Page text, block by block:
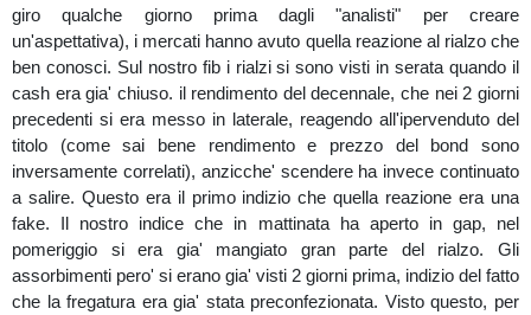
giro qualche giorno prima dagli "analisti" per creare
un'aspettativa), i mercati hanno avuto quella reazione al rialzo che
ben conosci. Sul nostro fib i rialzi si sono visti in serata quando il
cash era gia' chiuso. il rendimento del decennale, che nei 2 giorni
precedenti si era messo in laterale, reagendo all'ipervenduto del
titolo (come sai bene rendimento e prezzo del bond sono
inversamente correlati), anzicche' scendere ha invece continuato
a salire. Questo era il primo indizio che quella reazione era una
fake. Il nostro indice che in mattinata ha aperto in gap, nel
pomeriggio si era gia' mangiato gran parte del rialzo. Gli
assorbimenti pero' si erano gia' visti 2 giorni prima, indizio del fatto
che la fregatura era gia' stata preconfezionata. Visto questo, per